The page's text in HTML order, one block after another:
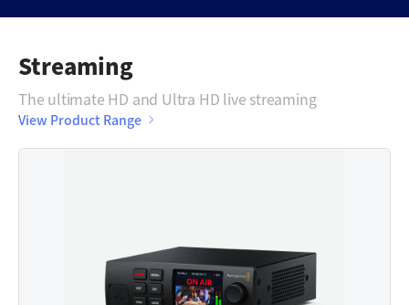
Streaming
The ultimate HD and Ultra HD live streaming
View Product Range